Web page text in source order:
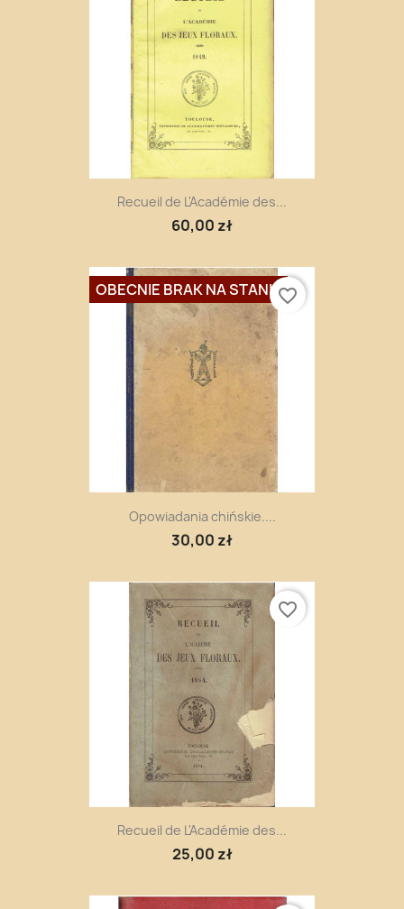
Recueil de L'Académie des...
60,00 zł
Opowiadania chińskie....
30,00 zł
OBECNIE BRAK NA STANIEfavorite_border
Recueil de L'Académie des...
25,00 zł
favorite_border